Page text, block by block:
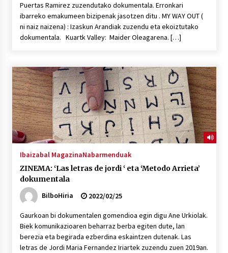
Puertas Ramirez zuzendutako dokumentala. Erronkari
ibarreko emakumeen bizipenak jasotzen ditu . MY WAY OUT (
ni naiz naizena) : Izaskun Arandiak zuzendu eta ekoiztutako
dokumentala. Kuartk Valley: Maider Oleagarena. […]
Ibaizabal MagazinaNabarmenduak
ZINEMA: ‘Las letras de jordi ‘ eta ‘Metodo Arrieta’
dokumentala
BilboHiria
2022/02/25
Gaurkoan bi dokumentalen gomendioa egin digu Ane Urkiolak.
Biek komunikazioaren beharraz berba egiten dute, lan
berezia eta begirada ezberdina eskaintzen dutenak. Las
letras de Jordi Maria Fernandez Iriartek zuzendu zuen 2019an.